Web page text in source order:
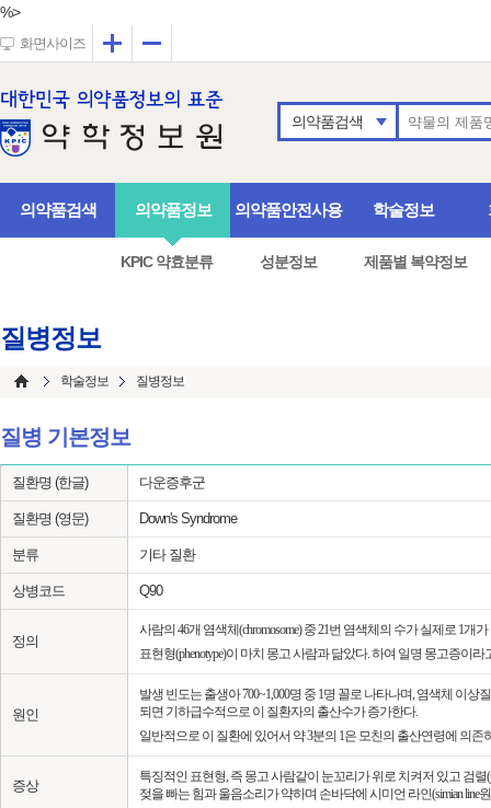
%>
화면사이즈 확대
의약품검색
의약품검색 의약품정보
KPIC 약효분류 성분정보 제품별 복약정보
의약품안전사용 학술정보
질병정보
학술정보 질병정보
질병 기본정보
질환명 (한글) 다운증후군
질환명 (영문) Down's Syndrome
분류 기타 질환
상병코드 Q90
정의
사람의 46개 염색체(chromosome) 중 21번 염색체의 수가 실제로 1개
표현형(phenotype)이 마치 몽고 사람과 닮았다. 하여 일명 몽고증이라
원인
발생 빈도는 출생아 700~1,000명 중 1명 꼴로 나타나며, 염색체 이
되면 기하급수적으로 이 질환자의 출산수가 증가한다.
일반적으로 이 질환에 있어서 약 3분의 1은 모친의 출산연령에 의
증상
특징적인 표현형, 즉 몽고 사람같이 눈꼬리가 위로 치켜저 있고 검렬
젖을 빠는 힘과 울음소리가 약하며 손바닥에 시미언 라인(simian